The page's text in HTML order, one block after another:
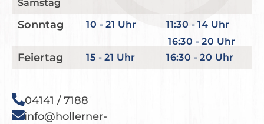
Samstag
Sonntag 10 - 21 Uhr
11:30 - 14 Uhr
16:30 - 20 Uhr
Feiertag 15 - 21 Uhr 16:30 - 20 Uhr
04141 / 7188
info@hollerner-